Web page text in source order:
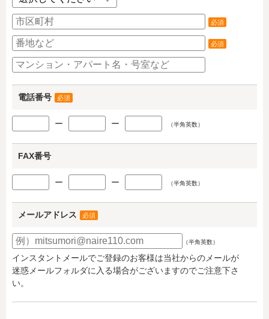
必須
必須
電話番号 必須
ー ー （半角英数）
FAX番号
ー ー （半角英数）
メールアドレス 必須
（半角英数）
インスタントメールでご登録のお客様は当社からのメールが
迷惑メールフォルダに入る場合がございますのでご注意下さ
い。